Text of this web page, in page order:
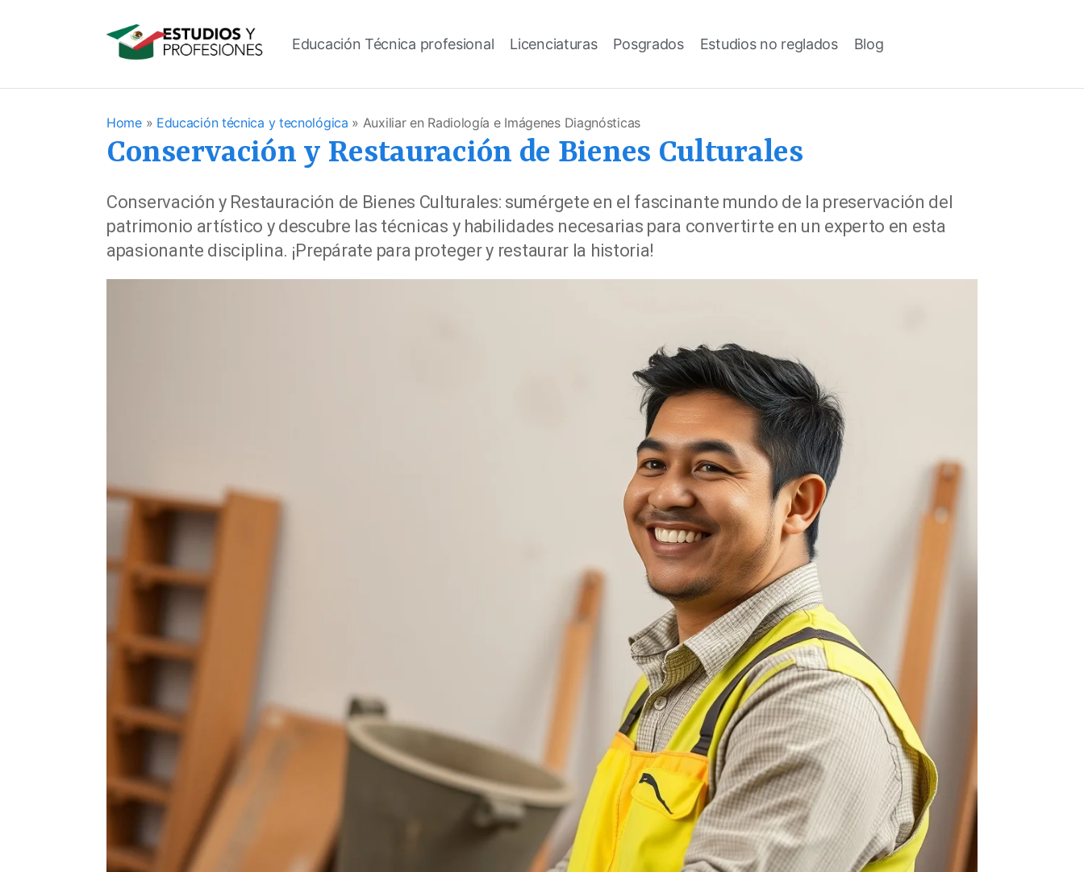
Educación Técnica profesional Licenciaturas Posgrados Estudios no reglados Blog
Home» Educación técnica y tecnológica » Auxiliar en Radiología e Imágenes Diagnósticas
Conservación y Restauración de Bienes Culturales
Conservación y Restauración de Bienes Culturales: sumérgete en el fascinante mundo de la preservación del
patrimonio artístico y descubre las técnicas y habilidades necesarias para convertirte en un experto en esta
apasionante disciplina. ¡Prepárate para proteger y restaurar la historia!